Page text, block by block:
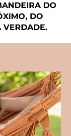
DO
DO
VERDADE.